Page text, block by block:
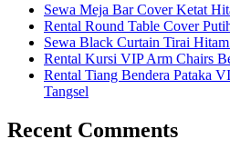
Sewa Meja Bar Cover Ketat
Rental Round Table Cover
Sewa Black Curtain Tirai
Rental Kursi VIP Arm Chairs
Rental Tiang Bendera Pataka
Tangsel
Recent Comments